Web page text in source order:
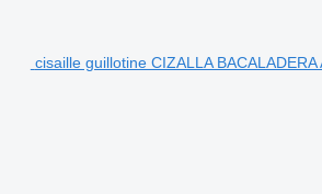
cisaille guillotine CIZALLA